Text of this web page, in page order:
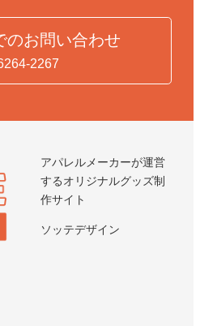
のお問い合わせ
2267
アパレルメーカーが運営
するオリジナルグッズ制
作サイト
ソッテデザイン